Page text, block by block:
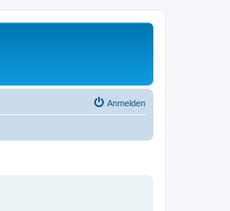
Anmelden